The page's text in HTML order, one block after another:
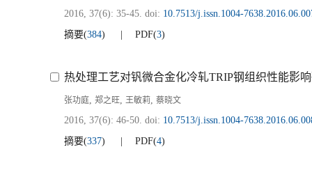
2016, 37(6): 35-45. doi: 10.7513/j.issn.1004-
摘要(384) PDF(3)
热处理工艺对钒微合金化冷轧TRIP钢组织性能影
张功庭, 郑之旺, 王敏莉, 蔡晓文
2016, 37(6): 46-50. doi: 10.7513/j.issn.1004-
摘要(337) PDF(4)